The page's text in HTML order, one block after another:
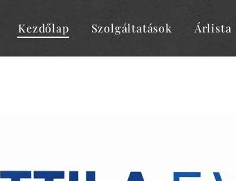
Kezdőlap Szolgáltatások Árlista